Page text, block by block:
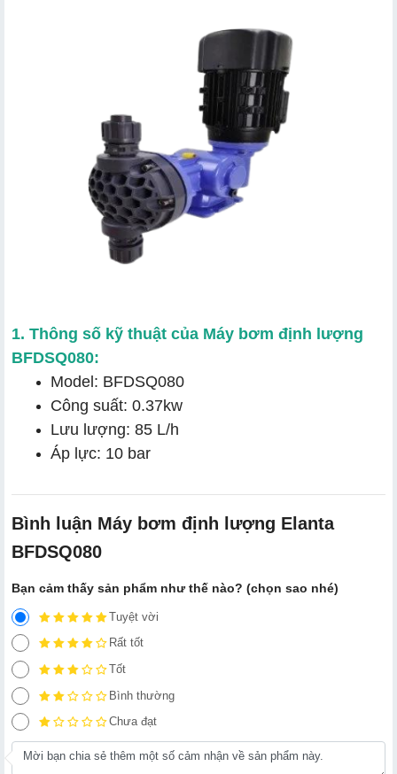
1. Thông số kỹ thuật của Máy bơm định lượng
BFDSQ080:
Model: BFDSQ080
Công suất: 0.37kw
Lưu lượng: 85 L/h
Áp lực: 10 bar
Bình luận Máy bơm định lượng Elanta
BFDSQ080
Bạn cảm thấy sản phẩm như thế nào? (chọn sao nhé)
Tuyệt vời
Rất tốt
Tốt
Bình thường
Chưa đạt